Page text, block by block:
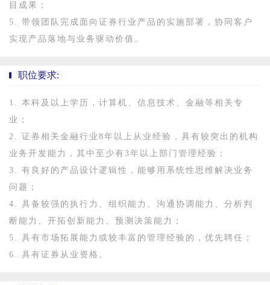
目成果；
5. 带领团队完成面向证券行业产品的实施部署，协同客户
实现产品落地与业务驱动价值。
职位要求:
1. 本科及以上学历，计算机、信息技术、金融等相关专
业；
2. 证券相关金融行业8年以上从业经验，具有较突出的机构
业务开发能力，其中至少有3年以上部门管理经验；
3. 有良好的产品设计逻辑性，能够用系统性思维解决业务
问题；
4. 具备较强的执行力、组织能力、沟通协调能力、分析判
断能力、开拓创新能力、预测决策能力；
5. 具有市场拓展能力或较丰富的管理经验的，优先聘任；
6. 具有证券从业资格。